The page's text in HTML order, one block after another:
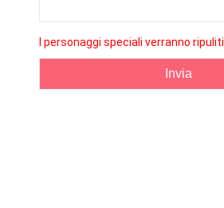
I personaggi speciali verranno ripuliti